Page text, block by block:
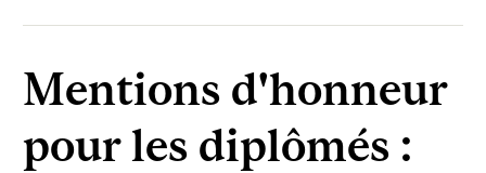
Mentions d'honneur
pour les diplômés :